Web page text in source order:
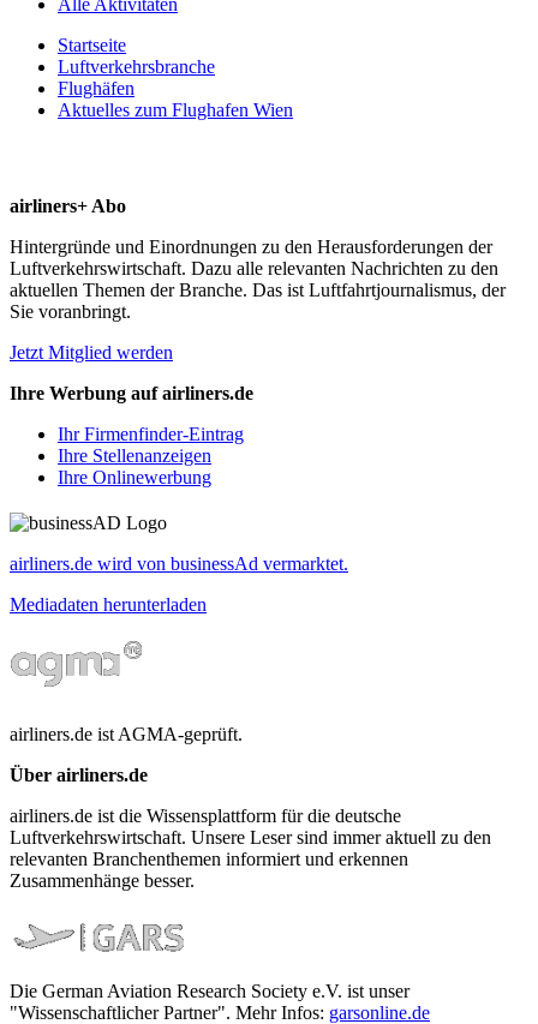
Startseite
Luftverkehrsbranche
Flughäfen
Aktuelles zum Flughafen Wien
airliners+ Abo
Hintergründe und Einordnungen zu den Herausforderungen der
Luftverkehrswirtschaft. Dazu alle relevanten Nachrichten zu den
aktuellen Themen der Branche. Das ist Luftfahrtjournalismus, der
Sie voranbringt.
Jetzt Mitglied werden
Ihre Werbung auf airliners.de
Ihr Firmenfinder-Eintrag
Ihre Stellenanzeigen
Ihre Onlinewerbung
airliners.de wird von businessAd vermarktet.
Mediadaten herunterladen
airliners.de ist AGMA-geprüft.
Über airliners.de
airliners.de ist die Wissensplattform für die deutsche
Luftverkehrswirtschaft. Unsere Leser sind immer aktuell zu den
relevanten Branchenthemen informiert und erkennen
Zusammenhänge besser.
Die German Aviation Research Society e.V. ist unser
"Wissenschaftlicher Partner". Mehr Infos: garsonline.de